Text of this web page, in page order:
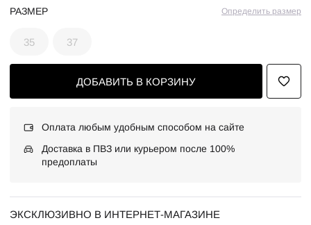
РАЗМЕР Определить размер
35 37
ДОБАВИТЬ В КОРЗИНУ
Оплата любым удобным способом на сайте
Доставка в ПВЗ или курьером после 100%
предоплаты
ЭКСКЛЮЗИВНО В ИНТЕРНЕТ-МАГАЗИНЕ